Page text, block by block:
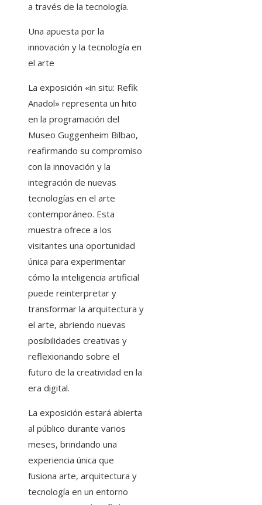
a través de la tecnología.
Una apuesta por la
innovación y la tecnología en
el arte
La exposición «in situ: Refik
Anadol» representa un hito
en la programación del
Museo Guggenheim Bilbao,
reafirmando su compromiso
con la innovación y la
integración de nuevas
tecnologías en el arte
contemporáneo. Esta
muestra ofrece a los
visitantes una oportunidad
única para experimentar
cómo la inteligencia artificial
puede reinterpretar y
transformar la arquitectura y
el arte, abriendo nuevas
posibilidades creativas y
reflexionando sobre el
futuro de la creatividad en la
era digital.
La exposición estará abierta
al público durante varios
meses, brindando una
experiencia única que
fusiona arte, arquitectura y
tecnología en un entorno